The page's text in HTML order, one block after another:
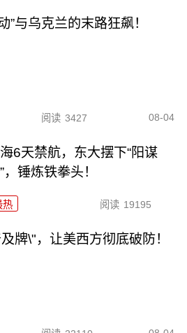
”与乌克兰的末路狂飙！
阅读 3427 08-04
6天禁航，东大摆下“阳谋
，锤炼铁拳头！
热 阅读 19195
牌\"，让美西方彻底破防！